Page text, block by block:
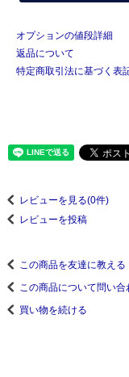
オプションの値段詳細
返品について
特定商取引法に基づく表
レビューを見る(0件)
レビューを投稿
この商品を友達に教える
この商品について問い合
買い物を続ける